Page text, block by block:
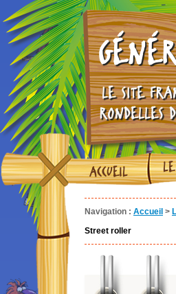
LE SITE
RONDELLES
ACCUEIL
Navigation : Accueil >
Street roller